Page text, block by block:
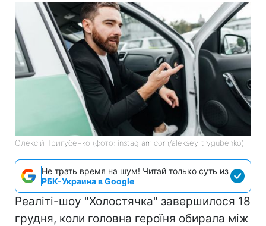
Олексій Тригубенко (фото: instagram.com/aleksey_trygubenko)
Не трать время на шум! Читай только суть из
РБК-Украина в Google
Реаліті-шоу "Холостячка" завершилося 18
грудня, коли головна героїня обирала між